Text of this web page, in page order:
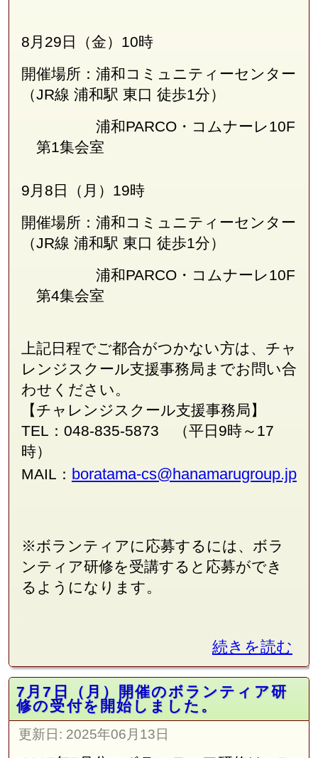
8月29日（金）10時
開催場所：浦和コミュニティーセンター
（JR線 浦和駅 東口 徒歩1分）
浦和PARCO・コムナーレ10F
第1集会室
9月8日（月）19時
開催場所：浦和コミュニティーセンター
（JR線 浦和駅 東口 徒歩1分）
浦和PARCO・コムナーレ10F
第4集会室
上記日程でご都合がつかない方は、チャ
レンジスクール支援事務局 までお問い合
わせください。
【チャレンジスクール支援事務局】
TEL：048-835-5873 （平日9時～17
時）
MAIL： boratama-cs@hanamarugroup.jp
※ボランティアに応募するには、ボラ
ンティア研修を受講すると応募ができ
るようになります。
続きを読む
7月7日（月）開催のボランティア研
修の受付を開始しました。
更新日: 2025年06月13日